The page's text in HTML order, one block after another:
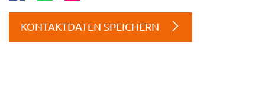
KONTAKTDATEN SPEICHERN